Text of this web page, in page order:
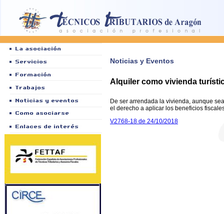
Noticias y Eventos
Alquiler como vivienda
De ser arrendada la vivienda, aunque
el derecho a aplicar los beneficios
V2768-18 de 24/10/2018